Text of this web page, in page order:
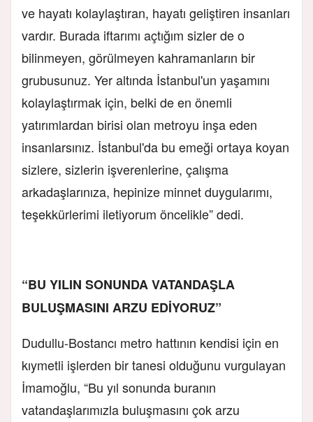
ve hayatı kolaylaştıran, hayatı geliştiren insanları
vardır. Burada iftarımı açtığım sizler de o
bilinmeyen, görülmeyen kahramanların bir
grubusunuz. Yer altında İstanbul'un yaşamını
kolaylaştırmak için, belki de en önemli
yatırımlardan birisi olan metroyu inşa eden
insanlarsınız. İstanbul'da bu emeği ortaya koyan
sizlere, sizlerin işverenlerine, çalışma
arkadaşlarınıza, hepinize minnet duygularımı,
teşekkürlerimi iletiyorum öncelikle” dedi.
“BU YILIN SONUNDA VATANDAŞLA
BULUŞMASINI ARZU EDİYORUZ”
Dudullu-Bostancı metro hattının kendisi için en
kıymetli işlerden bir tanesi olduğunu vurgulayan
İmamoğlu, “Bu yıl sonunda buranın
vatandaşlarımızla buluşmasını çok arzu